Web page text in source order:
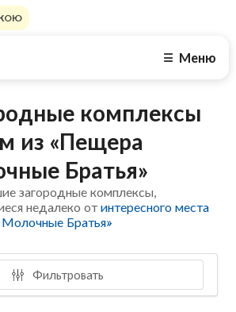
☰ Меню
комплексы
из «Пещера
Братья»
загородные комплексы,
недалеко отинтересного места
Братья»
Фильтровать